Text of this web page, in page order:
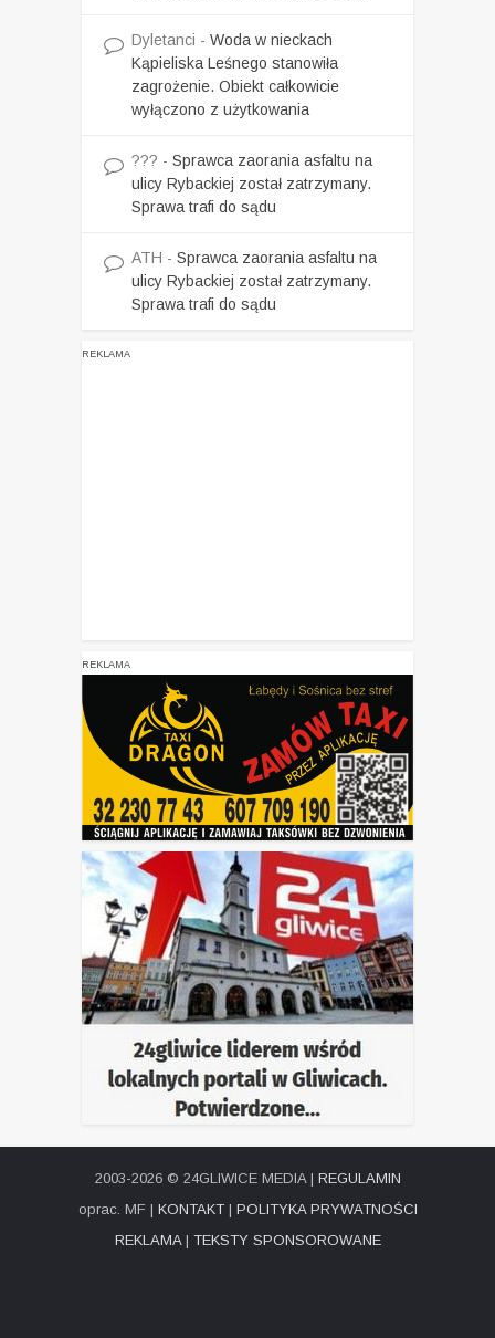
Dyletanci - Woda w nieckach
Kąpieliska Leśnego stanowiła
zagrożenie. Obiekt całkowicie
wyłączono z użytkowania
??? - Sprawca zaorania asfaltu na
ulicy Rybackiej został zatrzymany.
Sprawa trafi do sądu
ATH - Sprawca zaorania asfaltu na
ulicy Rybackiej został zatrzymany.
Sprawa trafi do sądu
REKLAMA
REKLAMA
2003-2026 © 24GLIWICE MEDIA | REGULAMIN
oprac. MF | KONTAKT| POLITYKA PRYWATNOŚCI
REKLAMA| TEKSTY SPONSOROWANE